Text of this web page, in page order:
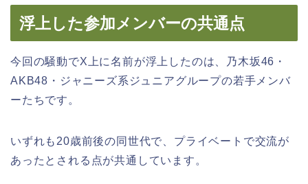
浮上した参加メンバーの共通点
今回の騒動でX上に名前が浮上したのは、乃木坂46・
AKB48・ジャニーズ系ジュニアグループの若手メンバ
ーたちです。
いずれも20歳前後の同世代で、プライベートで交流が
あったとされる点が共通しています。